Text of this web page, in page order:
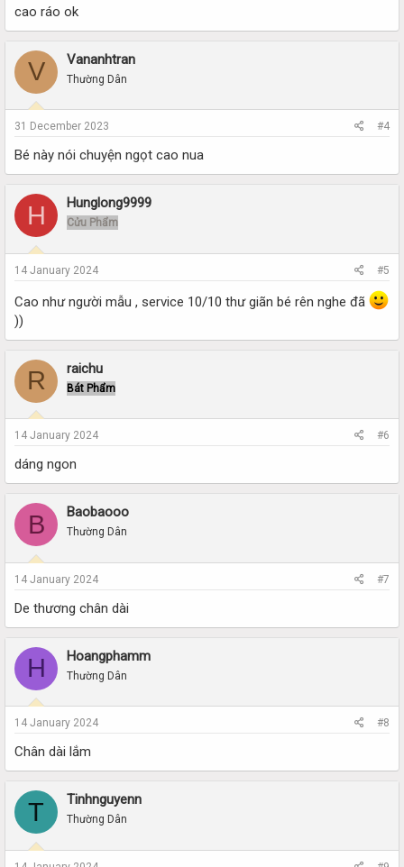
cao ráo ok
V Vananhtran
Thường Dân
31 December 2023 #4
Bé này nói chuyện ngọt cao nua
H Hunglong9999
Cửu Phẩm
14 January 2024 #5
Cao như người mẫu , service 10/10 thư giãn bé rên nghe đã
))
R raichu
Bát Phẩm
14 January 2024 #6
dáng ngon
B Baobaooo
Thường Dân
14 January 2024 #7
De thương chân dài
H Hoangphamm
Thường Dân
14 January 2024 #8
Chân dài lắm
T Tinhnguyenn
Thường Dân